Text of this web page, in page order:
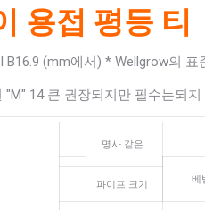
용접 평등 티
B16.9 (mm에서) * Wellgrow의 표
"M" 14 큰 권장되지만 필수는되지
명사 같은
베
파이프 크기